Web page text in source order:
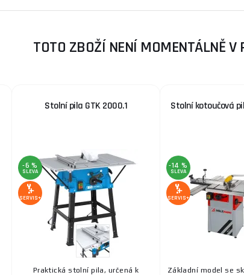
TOTO ZBOŽÍ NENÍ MOMENTÁLNĚ V
Stolní pila GTK 2000.1
-6 %
SLEVA
SERVIS+
Praktická stolní pila, určená k
Stolní kotoučová
-14 %
SLEVA
SERVIS+
Základní model se